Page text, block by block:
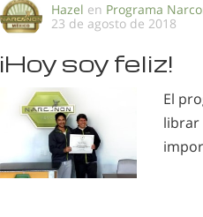
Hazel en Programa
23 de agosto de 2018
¡Hoy soy feliz!
El
librar